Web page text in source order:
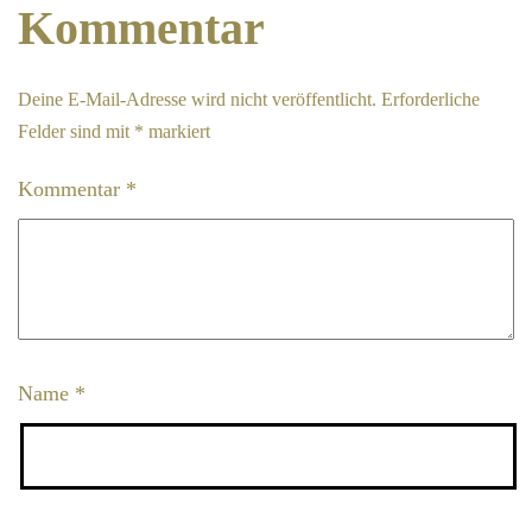
Kommentar
Deine E-Mail-Adresse wird nicht veröffentlicht. Erforderliche
Felder sind mit * markiert
Kommentar *
Name *